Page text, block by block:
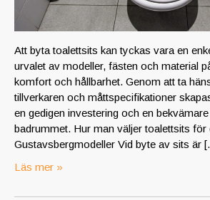
Att byta toalettsits kan tyckas vara en
urvalet av modeller, fästen och material
komfort och hållbarhet. Genom att ta
tillverkaren och måttspecifikationer
en gedigen investering och en
badrummet. Hur man väljer toalettsits för
Gustavsbergmodeller Vid byte av sits är
Läs mer »